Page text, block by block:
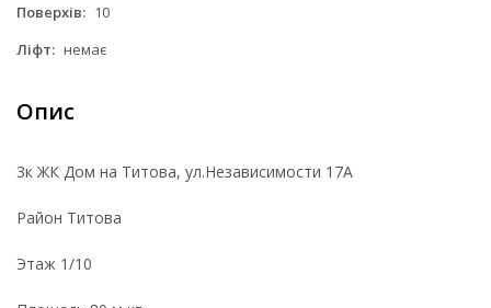
Поверхів: 10
Ліфт: немає
Опис
3к ЖК Дом на Титова, ул.Независимости 17А
Район Титова
Этаж 1/10